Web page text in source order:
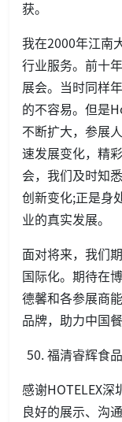
获。
我在2000年江南
行业服务。前十
展会。当时同样
的不容易。但是
不断扩大，参展
速发展变化，精
会，我们及时知
创新变化;正是身
业的真实发展。
面对将来，我们
国际化。期待在
德馨和各参展商
品牌，助力中国
福清睿辉食
感谢HOTELEX
良好的展示、沟